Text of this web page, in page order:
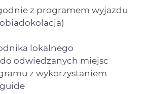
z programem wyjazdu
obiadokolacja)
lokalnego
odwiedzanych miejsc
z wykorzystaniem